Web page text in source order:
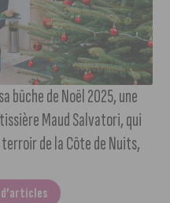
bûche de Noël 2025, une
Maud Salvatori, qui
de la Côte de Nuits,